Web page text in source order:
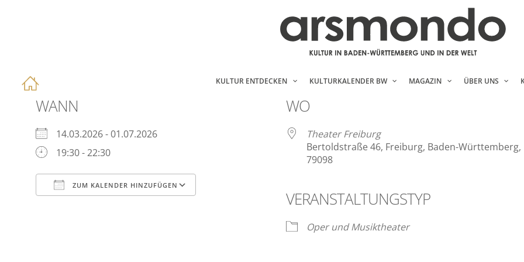
KULTUR ENTDECKEN KULTURKALENDER BW MAGAZIN ÜBER UNS
WANN
14.03.2026 - 01.07.2026
19:30 - 22:30
ZUM KALENDER HINZUFÜGEN
iCalendar
WO
Theater Freiburg
Bertoldstraße 46, Freiburg, Baden-Württemberg,
79098
VERANSTALTUNGSTYP
Oper und Musiktheater